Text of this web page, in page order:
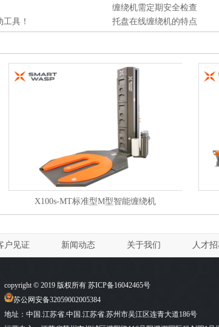
缠绕机需定期安全检查
具！
托盘在线缠绕机的特点
X100s-MT标准型M型智能缠绕机
户见证 新闻动态 关于我们 人才
copyright © 2019 版权所有 苏ICP备16042465号
苏公网安备32059002005384
地址：中国.江苏省.中国.江苏省.苏州市吴江区连青大道186号